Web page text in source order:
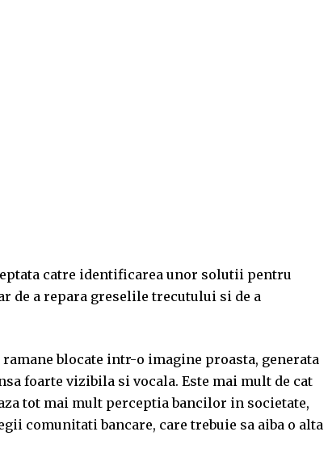
catre identificarea unor solutii pentru
a repara greselile trecutului si de a
blocate intr-o imagine proasta, generata
foarte vizibila si vocala. Este mai mult de cat
tot mai mult perceptia bancilor in societate,
comunitati bancare, care trebuie sa aiba o alta